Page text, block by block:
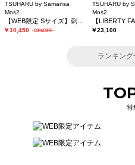
TSUHARU by Samansa
Mos2
￥10,450 -50%OFF-
TSUHARU by
Mos2
￥23,100
ランキン
特